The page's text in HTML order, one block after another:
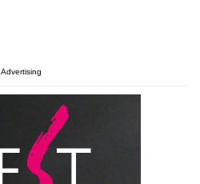
Advertising